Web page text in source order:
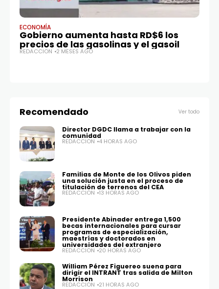
ECONOMÍA
Gobierno aumenta hasta RD$6 los
precios de las gasolinas y el gasoil
REDACCIÓN 2 MESES AGO
Recomendado Ver todo
Director DGDC llama a trabajar con la
comunidad
REDACCIÓN 4 HORAS AGO
Familias de Monte de los Olivos piden
una solución justa en el proceso de
titulación de terrenos del CEA
REDACCIÓN 13 HORAS AGO
Presidente Abinader entrega 1,500
becas internacionales para cursar
programas de especialización,
maestrías y doctorados en
universidades del extranjero
REDACCIÓN 20 HORAS AGO
William Pérez Figuereo suena para
dirigir el INTRANT tras salida de Milton
Morrison
REDACCIÓN 21 HORAS AGO